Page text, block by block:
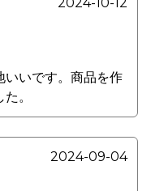
いいです。商品を作
。
2024-09-04